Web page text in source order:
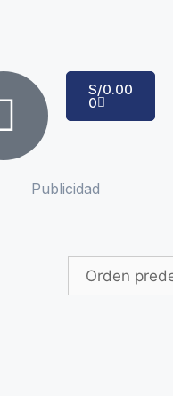
S/0.00
0
Publicidad